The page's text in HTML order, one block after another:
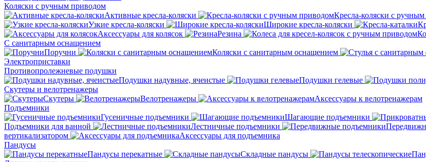
Коляски с ручным приводом
Активные кресла-коляски
Кресла-коляски с
Узкие кресла-коляски
Широкие кресла-коляски
Аксессуары для колясок
Резина
С санитарным оснащением
Поручни
Коляски с санитарным оснащением
Электроприставки
Противопролежневые подушки
Подушки надувные, ячеистые
Подушки гелевые
Скутеры и велотренажеры
Скутеры
Велотренажеры
Аксессуары к велотренажерам
Подъемники
Гусеничные подъемники
Шагающие подъемники
Подъемники для ванной
Лестничные подъемники
вертикализатором
Аксессуары для подъемника
Пандусы
Пандусы перекатные
Складные пандусы